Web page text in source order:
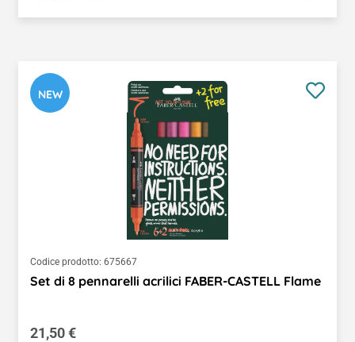
NEW
Codice prodotto: 675667
Set di 8 pennarelli acrilici FABER-CASTELL Flame
Prezzo normale:
21,50 €